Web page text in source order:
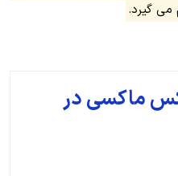
می گیرد.
ماکسی در